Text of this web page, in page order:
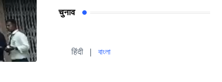
चुनाव
हिंदी | বাংলা